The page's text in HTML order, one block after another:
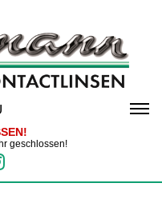
geschlossen!